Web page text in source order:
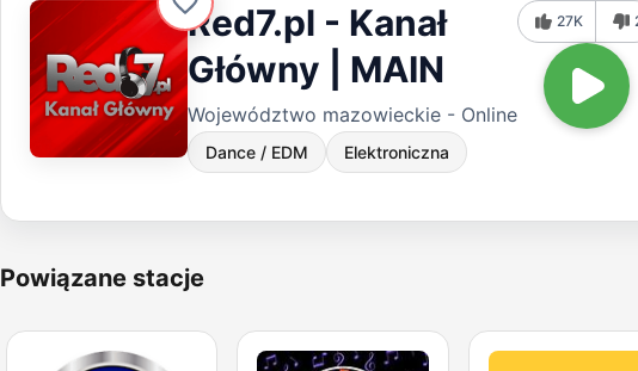
Red7.pl - Kanał
Główny | MAIN
Województwo mazowieckie - Online
Dance / EDM Elektroniczna
27K
Powiązane stacje